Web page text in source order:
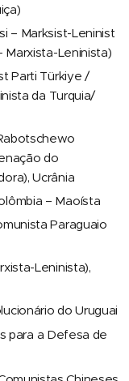
– Marksist-Leninist
Marxista-Leninista)
Parti Türkiye /
da Turquia/
do
Ucrânia
– Maoísta
Paraguaio
Leninista),
do Uruguai
para a Defesa de